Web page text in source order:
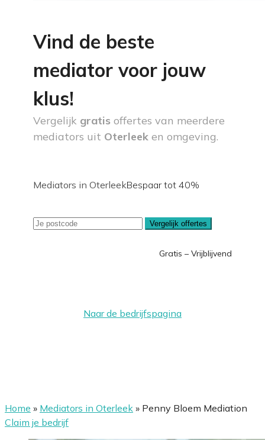
Vind de beste
mediator voor jouw
klus!
Vergelijk gratis offertes van meerdere
mediators uit Oterleek en omgeving.
Mediators in OterleekBespaar tot 40%
Vergelijk offertes
Gratis – Vrijblijvend
Naar de bedrijfspagina
Home » Mediators in Oterleek » Penny Bloem Mediation
Claim je bedrijf